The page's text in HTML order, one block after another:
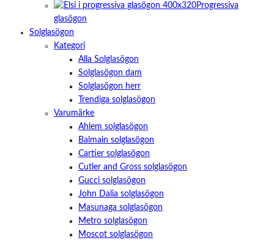
Progressiva
glasögon
Solglasögon
Kategori
Alla Solglasögon
Solglasögon dam
Solglasögon herr
Trendiga solglasögon
Varumärke
Ahlem solglasögon
Balmain solglasögon
Cartier solglasögon
Cutler and Gross solglasögon
Gucci solglasögon
John Dalia solglasögon
Masunaga solglasögon
Metro solglasögon
Moscot solglasögon